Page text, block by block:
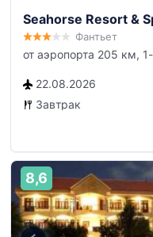
Seahorse Resort &
Фантьет
от аэропорта 205 км,
22.08.2026
Завтрак
8,6